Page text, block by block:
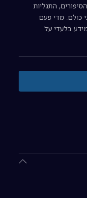
התגליות
כולם. מדי פעם
בלעדי על